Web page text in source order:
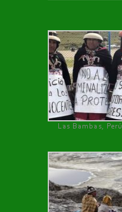
Las Bambas, Perú